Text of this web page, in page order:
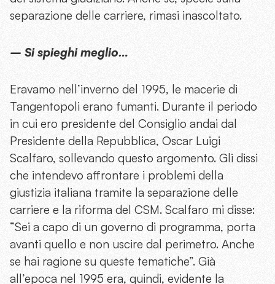
separazione delle carriere, rimasi inascoltato.
– Si spieghi meglio…
Eravamo nell’inverno del 1995, le macerie di
Tangentopoli erano fumanti. Durante il periodo
in cui ero presidente del Consiglio andai dal
Presidente della Repubblica, Oscar Luigi
Scalfaro, sollevando questo argomento. Gli dissi
che intendevo affrontare i problemi della
giustizia italiana tramite la separazione delle
carriere e la riforma del CSM. Scalfaro mi disse:
“Sei a capo di un governo di programma, porta
avanti quello e non uscire dal perimetro. Anche
se hai ragione su queste tematiche”. Già
all’epoca nel 1995 era, quindi, evidente la